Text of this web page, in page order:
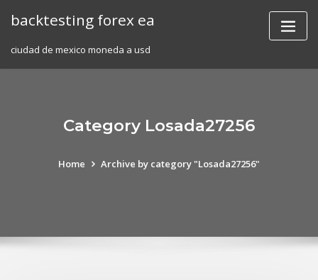
backtesting forex ea
ciudad de mexico moneda a usd
Category Losada27256
Home Archive by category "Losada27256"